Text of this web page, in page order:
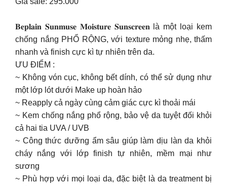
𝐁𝐞𝐩𝐥𝐚𝐢𝐧 𝐒𝐮𝐧𝐦𝐮𝐬𝐞 𝐌𝐨𝐢𝐬𝐭𝐮𝐫𝐞 𝐒𝐮𝐧𝐬𝐜𝐫𝐞𝐞𝐧 là một loại kem
chống nắng PHỔ RỘNG, với texture mỏng nhẹ, thấm
nhanh và finish cực kì tự nhiên trên da.
ƯU ĐIỂM :
~ Không vón cục, không bết dính, có thể sử dụng như
một lớp lót dưới Make up hoàn hảo
~ Reapply cả ngày cùng cảm giác cực kì thoải mái
~ Kem chống nắng phổ rộng, bảo vệ da tuyệt đối khỏi
cả hai tia UVA / UVB
~ Công thức dưỡng ẩm sâu giúp làm dịu làn da khỏi
cháy nắng với lớp finish tự nhiên, mềm mại như
sương
~ Phù hợp với mọi loại da, đặc biệt là da treatment bị